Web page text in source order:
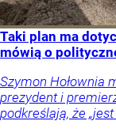
Taki plan ma
mówią o
Szymon Hołownia
prezydent i
podkreślają, że „jest